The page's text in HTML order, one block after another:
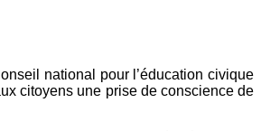
national pour l’éducation civique
citoyens une prise de conscience de